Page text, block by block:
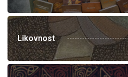
Likovnost